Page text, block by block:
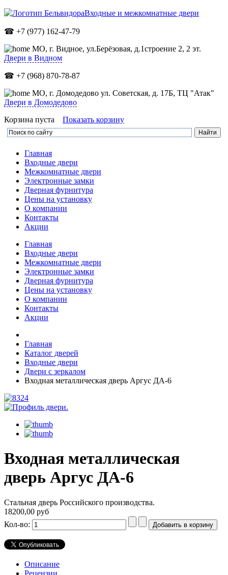
Входные и межкомнатные двери
☎ +7 (977) 162-47-79
МО, г. Видное, ул.Берёзовая, д.1строение 2, 2 эт.
Двери в Видном
☎ +7 (968) 870-78-87
МО, г. Домодедово ул. Советская, д. 17Б, ТЦ "Атак"
Двери в Домодедово
Корзина пуста
Показать корзину
Главная
Входные двери
Межкомнатные двери
Электронные замки
Дверная фурнитура
Цены на установку
О компании
Контакты
Акции
Главная
Входные двери
Межкомнатные двери
Электронные замки
Дверная фурнитура
Цены на установку
О компании
Контакты
Акции
Главная
Каталог дверей
Входные двери
Двери с зеркалом
Входная металлическая дверь Аргус ДА-6
Входная металлическая
дверь Аргус ДА-6
Стальная дверь Российского производства.
18200,00 руб
Кол-во:
Описание
Рецензии